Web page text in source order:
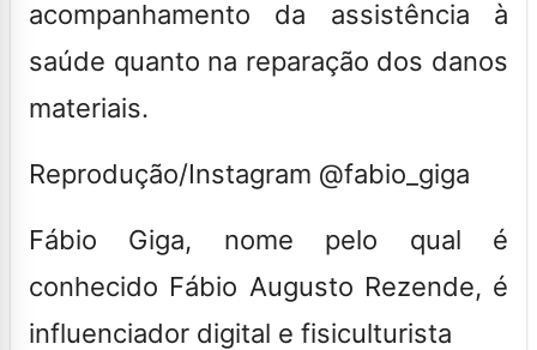
acompanhamento da assistência à
saúde quanto na reparação dos danos
materiais.
Reprodução/Instagram @fabio_giga
Fábio Giga, nome pelo qual é
conhecido Fábio Augusto Rezende, é
influenciador digital e fisiculturista